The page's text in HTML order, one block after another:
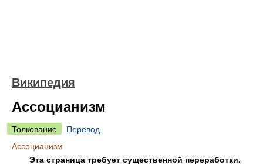
Википедия
Ассоцианизм
Толкование
Перевод
Ассоцианизм
Эта страница требует существенной переработки.